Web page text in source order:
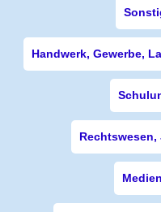
Handwerk, Gewerbe,